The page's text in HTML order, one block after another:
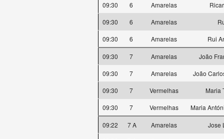
09:30 6 Amarelas
09:30
6 Amarelas
09:30
6 Amarelas Rui
09:30 7 Amarelas
João
09:30
7 Amarelas
João
09:30
7 Vermelhas
Maria
09:30
7 Vermelhas Maria
09:22 7 A Amarelas
Jose